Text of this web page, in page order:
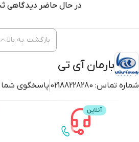
در حال حاضر دیدگاهی
بارمان آی تی
شماره تماس: 02188228280 پاسخگوی
بازگشت به بالا